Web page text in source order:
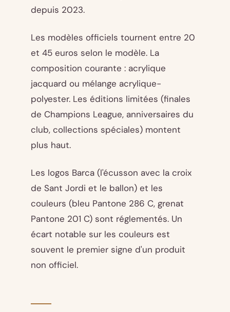
depuis 2023.
Les modèles officiels tournent entre 20
et 45 euros selon le modèle. La
composition courante : acrylique
jacquard ou mélange acrylique-
polyester. Les éditions limitées (finales
de Champions League, anniversaires du
club, collections spéciales) montent
plus haut.
Les logos Barca (l'écusson avec la croix
de Sant Jordi et le ballon) et les
couleurs (bleu Pantone 286 C, grenat
Pantone 201 C) sont réglementés. Un
écart notable sur les couleurs est
souvent le premier signe d'un produit
non officiel.